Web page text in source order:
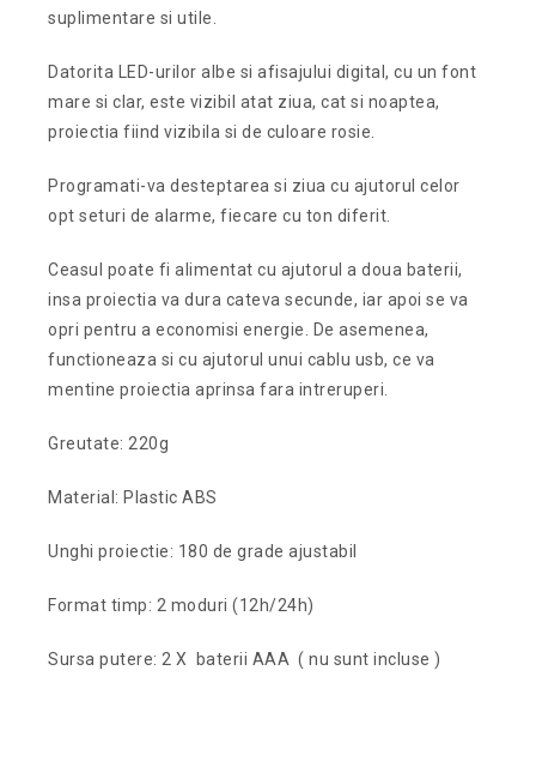
suplimentare si utile.
Datorita LED-urilor albe si afisajului digital, cu un font
mare si clar, este vizibil atat ziua, cat si noaptea,
proiectia fiind vizibila si de culoare rosie.
Programati-va desteptarea si ziua cu ajutorul celor
opt seturi de alarme, fiecare cu ton diferit.
Ceasul poate fi alimentat cu ajutorul a doua baterii,
insa proiectia va dura cateva secunde, iar apoi se va
opri pentru a economisi energie. De asemenea,
functioneaza si cu ajutorul unui cablu usb, ce va
mentine proiectia aprinsa fara intreruperi.
Greutate: 220g
Material: Plastic ABS
Unghi proiectie: 180 de grade ajustabil
Format timp: 2 moduri (12h/24h)
Sursa putere: 2 X baterii AAA ( nu sunt incluse )